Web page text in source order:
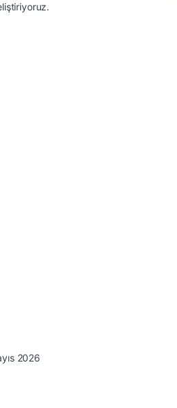
2026